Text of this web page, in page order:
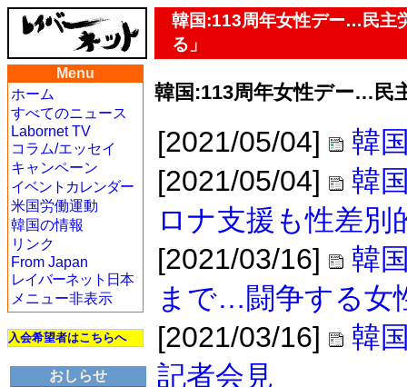
韓国:113周年女性デー…民主
る」
Menu
ホーム
すべてのニュース
Labornet TV
コラム/エッセイ
キャンペーン
イベントカレンダー
米国労働運動
韓国の情報
リンク
From Japan
レイバーネット日本
メニュー非表示
入会希望者はこちらへ
おしらせ
韓国:113周年女性デー…民
[2021/05/04]
韓
[2021/05/04]
韓
ロナ支援も性差別
[2021/03/16]
韓
まで…闘争する女
[2021/03/16]
韓
記者会見